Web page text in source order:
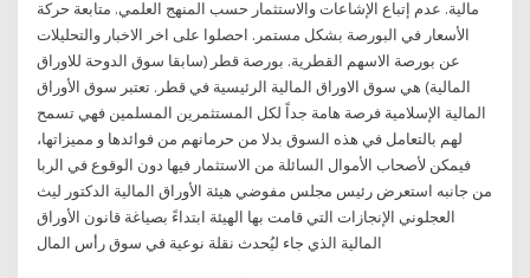
مالية. عدم إتباع الإشاعات والاستثمار حسب المنهج العلمي. متابعة حركة
الأسعار في البورصة بشكل مستمر. احصلوا على اخر الاخبار والتحليلات
عن بورصة الاسهم القطرية. بورصة قطر (سابقا سوق الدوحة للاوراق
المالية) هي سوق الاوراق المالية الرئيسية في قطر. تعتبر سوق الأوراق
المالية الإسلامية فرصة هامة جداً لكل المستثمرين المسلمين فهي تسمح
لهم بالتعامل في هذه السوق بدلا من حرمانهم من فوائدها و مميزاتها،
فيمكن لأصحاب الأموال السائلة من الاستثمار فيها دون الوقوع في الربا
من جانبه استعرض رئيس مجلس مفوضي هيئة الأوراق المالية الدكتور ليث
العجلوني الإنجازات التي قامت بها الهيئة ابتداءً بصياغة قانون الأوراق
المالية الذي جاء ليُحدث نقلة نوعية في سوق رأس المال